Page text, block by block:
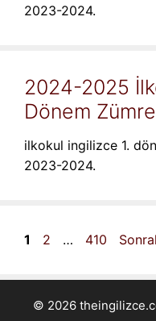
2023-2024.
2024-2025
Dönem
ilkokul ingilizce 1.
2023-2024.
Sayfa
1 Sayfa
2 … Sayfa
410
© 2026